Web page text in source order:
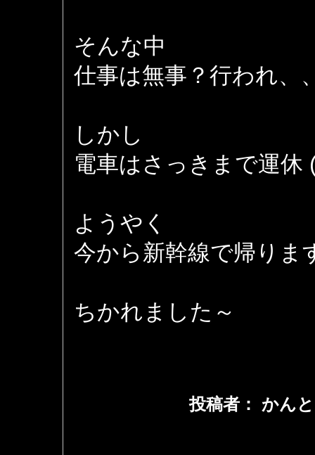
そんな中
仕事は無事？行われ、
しかし
電車はさっきまで運休
ようやく
今から新幹線で帰りま
ちかれました～
投稿者： かん